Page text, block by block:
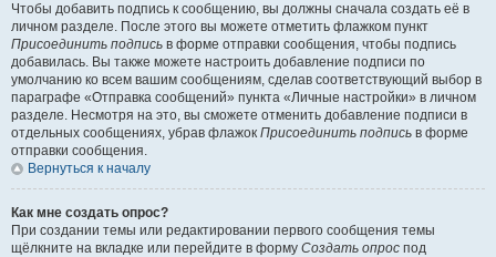
Чтобы добавить подпись к сообщению, вы должны сначала создать её в
личном разделе. После этого вы можете отметить флажком пункт
Присоединить подпись в форме отправки сообщения, чтобы подпись
добавилась. Вы также можете настроить добавление подписи по
умолчанию ко всем вашим сообщениям, сделав соответствующий выбор в
параграфе «Отправка сообщений» пункта «Личные настройки» в личном
разделе. Несмотря на это, вы сможете отменить добавление подписи в
отдельных сообщениях, убрав флажок Присоединить подпись в форме
отправки сообщения.
Вернуться к началу
Как мне создать опрос?
При создании темы или редактировании первого сообщения темы
щёлкните на вкладке или перейдите в форму Создать опрос под